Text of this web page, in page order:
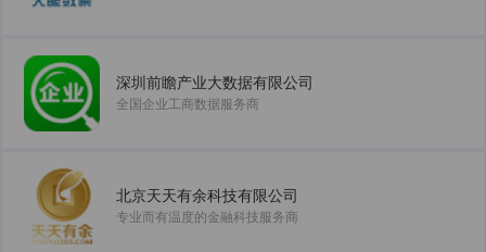
深圳前瞻产业大数据有限公司
全国企业工商数据服务商
北京天天有余科技有限公司
专业而有温度的金融科技服务商